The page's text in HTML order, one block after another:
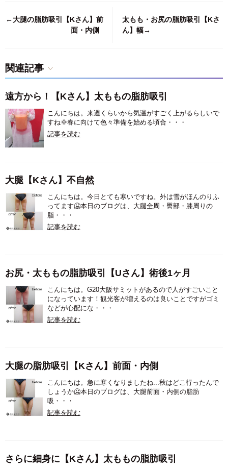
←大腿の脂肪吸引【Kさん】前
面・内側
太もも・お尻の脂肪吸引【Kさ
ん】幅→
関連記事
遠方から！【Kさん】太ももの脂肪吸引
こんにちは。来週くらいから気温がすごく上がるらしいで
すね🌞️春に向けて色々準備を始める頃合・・・
記事を読む
大腿【Kさん】不自然
こんにちは。今日とても寒いですね。外は雪がほんのりふ
ってます🥶本日のブログは、大腿全周・臀部・膝周りの
脂・・・
記事を読む
お尻・太ももの脂肪吸引【Uさん】術後1ヶ月
こんにちは。G20大阪サミットがあるので人がすごいこと
になっています！観光客が増えるのは良いことですがゴミ
などが心配にな・・・
記事を読む
大腿の脂肪吸引【Kさん】前面・内側
こんにちは。急に寒くなりましたね...秋はどこ行ったんで
しょうか🥶本日のブログは、大腿前面・内側の脂肪
吸・・・
記事を読む
さらに細身に【Kさん】太ももの脂肪吸引